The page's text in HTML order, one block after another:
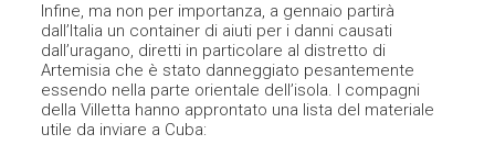
Infine, ma non per importanza, a gennaio partirà
dall’Italia un container di aiuti per i danni causati
dall’uragano, diretti in particolare al distretto di
Artemisia che è stato danneggiato pesantemente
essendo nella parte orientale dell’isola. I compagni
della Villetta hanno approntato una lista del materiale
utile da inviare a Cuba: